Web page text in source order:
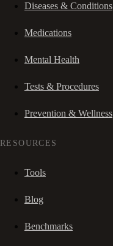
Diseases & Conditions
Medications
Mental Health
Tests & Procedures
Prevention & Wellness
RESOURCES
Tools
Blog
Benchmarks